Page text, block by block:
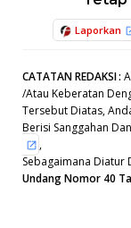
Laporkan
CATATAN REDAKSI:
/Atau Keberatan
Tersebut Diatas,
Berisi Sanggahan
,
Sebagaimana Diatur
Undang Nomor 40